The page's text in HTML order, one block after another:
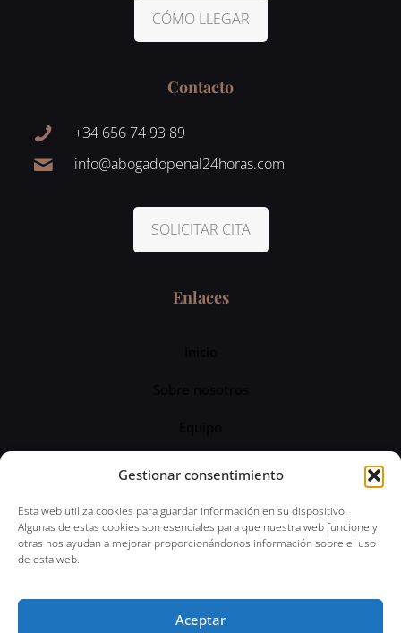
Gestionar consentimiento
Esta web utiliza cookies para guardar información en su dispositivo.
Algunas de estas cookies son esenciales para que nuestra web funcione y
otras nos ayudan a mejorar proporcionándonos información sobre el uso
de esta web.
Aceptar
CÓMO LLEGAR
Contacto
+34 656 74 93 89
info@abogadopenal24horas.com
SOLICITAR CITA
Enlaces
© 2024 Abogado Penal 24 horas | Todos los
derechos reservados | Aviso Legal | Política de